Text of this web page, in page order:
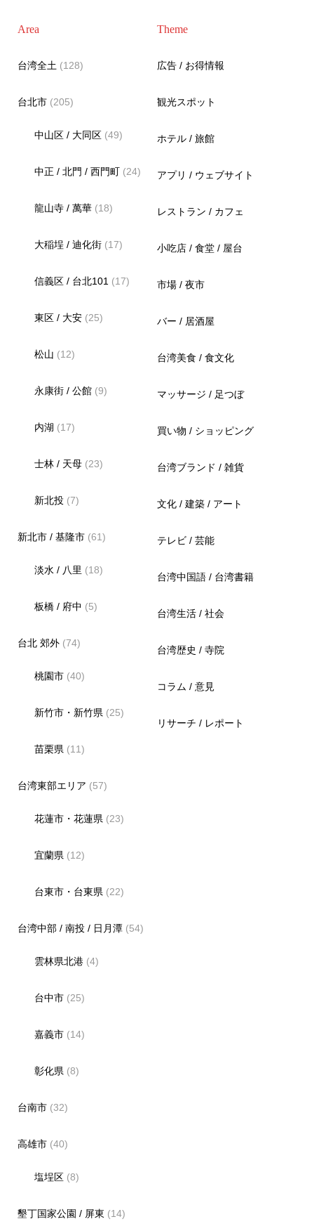
Area
台湾全土 (128)
台北市(205)
中山区 / 大同区 (49)
中正 / 北門 / 西門町 (24)
龍山寺 / 萬華 (18)
大稲埕 / 迪化街 (17)
信義区 / 台北101 (17)
東区 / 大安 (25)
松山 (12)
永康街 / 公館 (9)
内湖 (17)
士林 / 天母 (23)
新北投 (7)
新北市 / 基隆市(61)
淡水 / 八里 (18)
板橋 / 府中 (5)
台北 郊外(74)
桃園市 (40)
新竹市・新竹県 (25)
苗栗県 (11)
台湾東部エリア (57)
花蓮市・花蓮県 (23)
宜蘭県 (12)
台東市・台東県 (22)
台湾中部 / 南投 / 日月潭(54)
雲林県北港 (4)
台中市 (25)
嘉義市 (14)
彰化県 (8)
台南市(32)
高雄市(40)
塩埕区 (8)
墾丁国家公園 / 屏東 (14)
Theme
広告 / お得情報
観光スポット
ホテル / 旅館
アプリ / ウェブサイト
レストラン / カフェ
小吃店 / 食堂 / 屋台
市場 / 夜市
バー / 居酒屋
台湾美食 / 食文化
マッサージ / 足つぼ
買い物 / ショッピング
台湾ブランド / 雑貨
文化 / 建築 / アート
テレビ / 芸能
台湾中国語 / 台湾書籍
台湾生活 / 社会
台湾歴史 / 寺院
コラム / 意見
リサーチ / レポート